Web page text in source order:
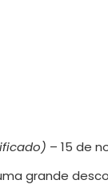
– 15 de
grande